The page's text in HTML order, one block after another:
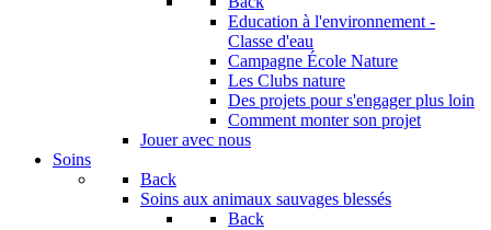
Education à l'environnement -
Classe d'eau
Campagne École Nature
Les Clubs nature
Des projets pour s'engager plus loin
Comment monter son projet
Jouer avec nous
Soins
Back
Soins aux animaux sauvages blessés
Back